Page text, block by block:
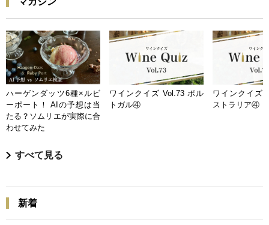
ハーゲンダッツ6種×ルビ
ーポート！ AIの予想は当
たる？ソムリエが実際に合
わせてみた
ワインクイズ Vol.73 ポル
トガル④
ワインクイズ
ストラリア④
すべて見る
新着